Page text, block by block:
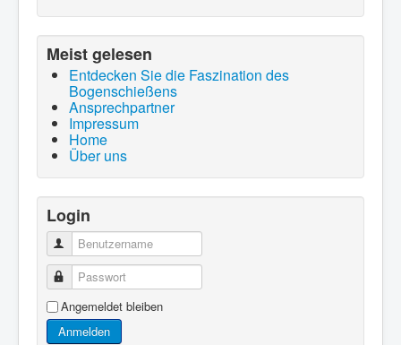
Meist gelesen
Entdecken Sie die Faszination des
Bogenschießens
Ansprechpartner
Impressum
Home
Über uns
Login
Benutzername
Passwort
Angemeldet bleiben
Anmelden